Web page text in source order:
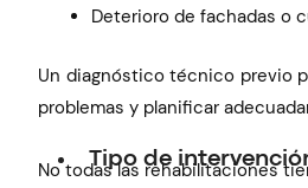
Deterioro de fachadas o
Un diagnóstico técnico previo
problemas y planificar
Tipo de
No todas las rehabilitaciones